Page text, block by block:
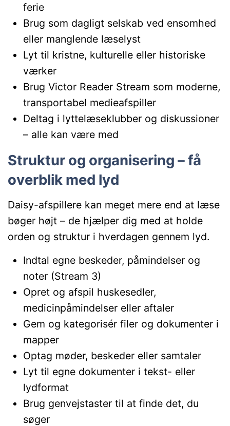
ferie
Brug som dagligt selskab ved ensomhed
eller manglende læselyst
Lyt til kristne, kulturelle eller historiske
værker
Brug Victor Reader Stream som moderne,
transportabel medieafspiller
Deltag i lyttelæseklubber og diskussioner
– alle kan være med
Struktur og organisering – få
overblik med lyd
Daisy-afspillere kan meget mere end at læse
bøger højt – de hjælper dig med at holde
orden og struktur i hverdagen gennem lyd.
Indtal egne beskeder, påmindelser og
noter (Stream 3)
Opret og afspil huskesedler,
medicinpåmindelser eller aftaler
Gem og kategorisér filer og dokumenter i
mapper
Optag møder, beskeder eller samtaler
Lyt til egne dokumenter i tekst- eller
lydformat
Brug genvejstaster til at finde det, du
søger